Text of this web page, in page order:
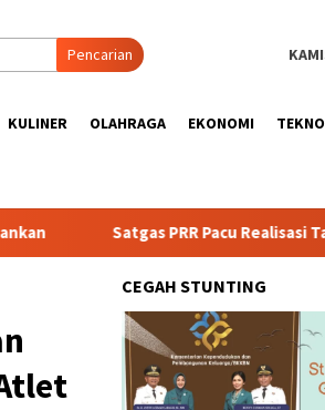
Pencarian
KULINER OLAHRAGA EKONOMI
PRR Pacu Realisasi Tambahan TKD
CEGAH STUNTING